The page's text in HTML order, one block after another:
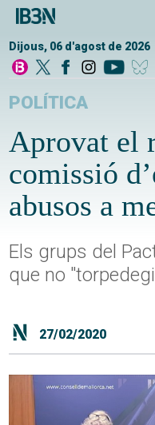
Dijous, 06 d'agost de 2026
POLÍTICA
Aprovat el
comissió
abusos a
Els grups del
que no
27/02/2020